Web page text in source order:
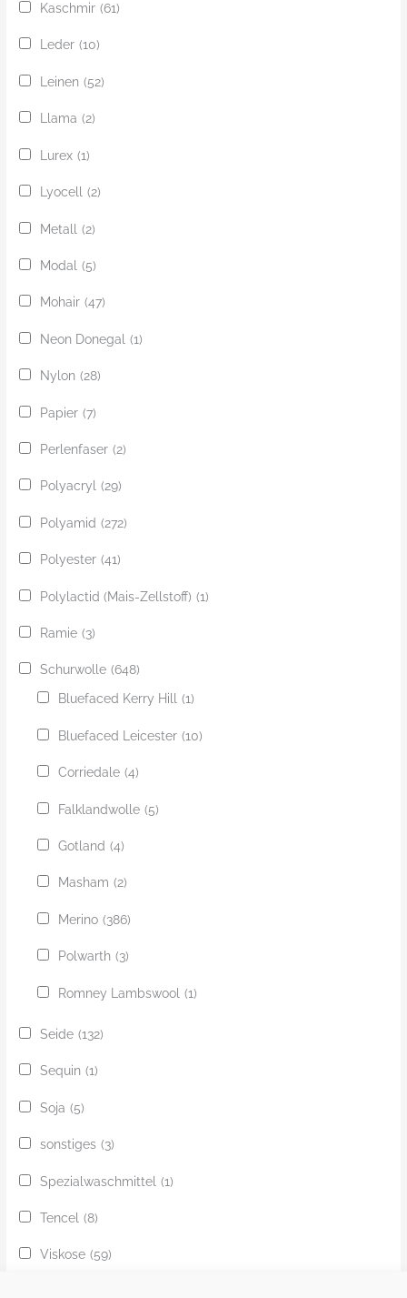
Kaschmir (61)
Leder (10)
Leinen (52)
Llama (2)
Lurex (1)
Lyocell (2)
Metall (2)
Modal (5)
Mohair (47)
Neon Donegal (1)
Nylon (28)
Papier (7)
Perlenfaser (2)
Polyacryl (29)
Polyamid (272)
Polyester (41)
Polylactid (Mais-Zellstoff) (1)
Ramie (3)
Schurwolle (648)
Bluefaced Kerry Hill (1)
Bluefaced Leicester (10)
Corriedale (4)
Falklandwolle (5)
Gotland (4)
Masham (2)
Merino (386)
Polwarth (3)
Romney Lambswool (1)
Seide (132)
Sequin (1)
Soja (5)
sonstiges (3)
Spezialwaschmittel (1)
Tencel (8)
Viskose (59)